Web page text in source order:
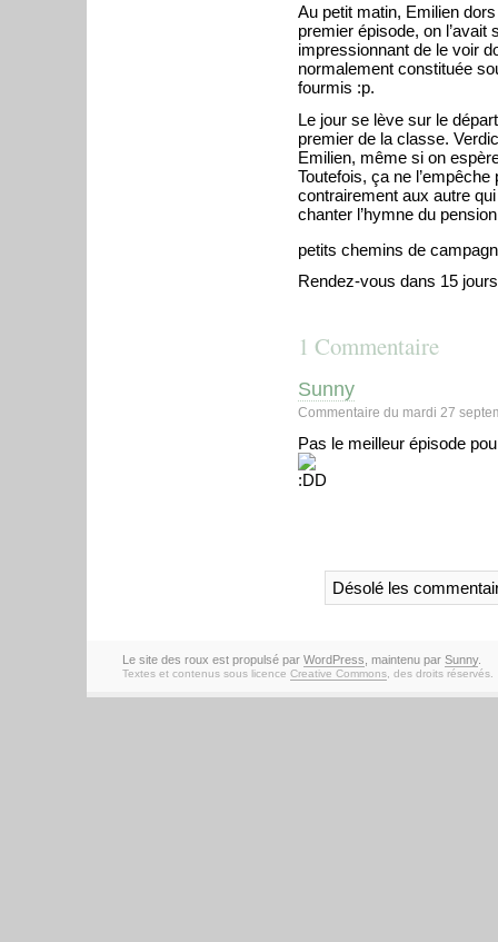
Au petit matin, Emilien
premier épisode, on l’avait
impressionnant de le voir
normalement constituée
fourmis :p.
Le jour se lève sur le
premier de la classe.
Emilien, même si on
Toutefois, ça ne
contrairement aux autre
chanter l’hymne du
petits chemins de
Rendez-vous dans 15
1 Commentaire
Sunny
Commentaire du mardi 27
Pas le meilleur épisode
Désolé les
Le site des roux est propulsé par WordPress , maintenu par Sunny.
Textes et contenus sous licence Creative Commons, des droits réservés.